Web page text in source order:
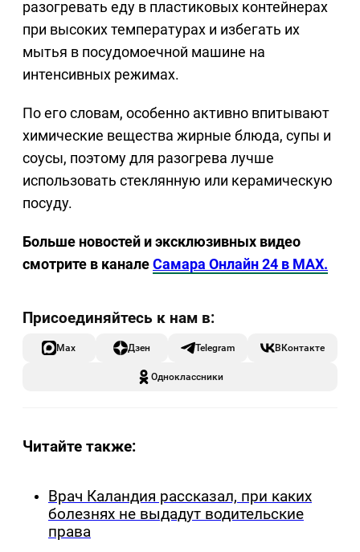
разогревать еду в пластиковых контейнерах
при высоких температурах и избегать их
мытья в посудомоечной машине на
интенсивных режимах.
По его словам, особенно активно впитывают
химические вещества жирные блюда, супы и
соусы, поэтому для разогрева лучше
использовать стеклянную или керамическую
посуду.
Больше новостей и эксклюзивных видео
смотрите в каналеСамара Онлайн 24 в MAX.
Max Дзен Telegram ВКонтакте
Одноклассники
Читайте также:
Врач Каландия рассказал, при каких
болезнях не выдадут водительские
права